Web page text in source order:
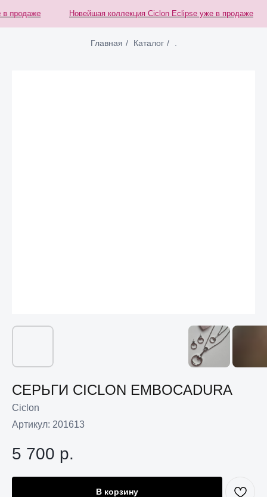
продаже Новейшая коллекция Ciclon Eclipse уже в продаже
Главная / Каталог /
СЕРЬГИ CICLON EMBOCADURA
Ciclon
Артикул: 201613
5 700 р.
В корзину